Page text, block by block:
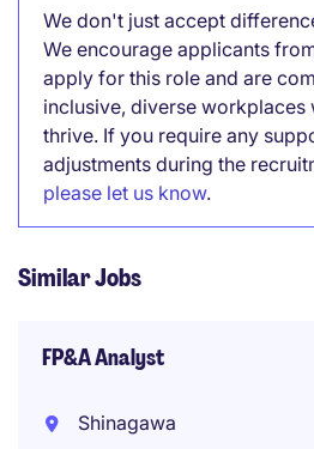
We don't just accept
We encourage applicants
apply for this role and are
inclusive, diverse workplaces
thrive. If you require any
adjustments during the
please let us know.
Similar Jobs
FP&A Analyst
Shinagawa